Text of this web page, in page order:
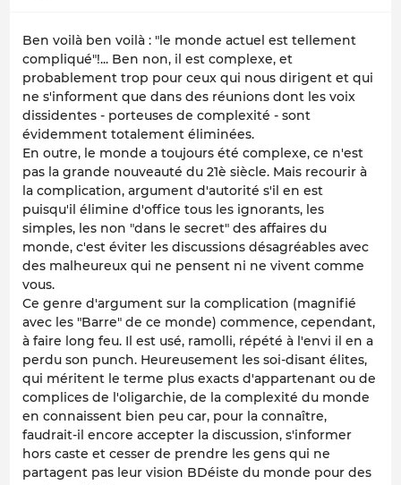
Ben voilà ben voilà : "le monde actuel est tellement
compliqué"!... Ben non, il est complexe, et
probablement trop pour ceux qui nous dirigent et qui
ne s'informent que dans des réunions dont les voix
dissidentes - porteuses de complexité - sont
évidemment totalement éliminées.
En outre, le monde a toujours été complexe, ce n'est
pas la grande nouveauté du 21è siècle. Mais recourir à
la complication, argument d'autorité s'il en est
puisqu'il élimine d'office tous les ignorants, les
simples, les non "dans le secret" des affaires du
monde, c'est éviter les discussions désagréables avec
des malheureux qui ne pensent ni ne vivent comme
vous.
Ce genre d'argument sur la complication (magnifié
avec les "Barre" de ce monde) commence, cependant,
à faire long feu. Il est usé, ramolli, répété à l'envi il en a
perdu son punch. Heureusement les soi-disant élites,
qui méritent le terme plus exacts d'appartenant ou de
complices de l'oligarchie, de la complexité du monde
en connaissent bien peu car, pour la connaître,
faudrait-il encore accepter la discussion, s'informer
hors caste et cesser de prendre les gens qui ne
partagent pas leur vision BDéiste du monde pour des